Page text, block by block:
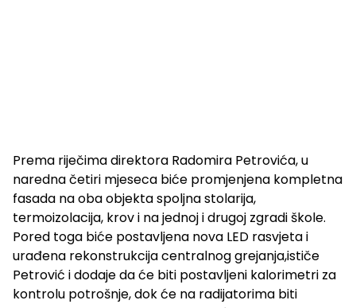
Prema riječima direktora Radomira Petrovića, u
naredna četiri mjeseca biće promjenjena kompletna
fasada na oba objekta spoljna stolarija,
termoizolacija, krov i na jednoj i drugoj zgradi škole.
Pored toga biće postavljena nova LED rasvjeta i
urađena rekonstrukcija centralnog grejanja,ističe
Petrović i dodaje da će biti postavljeni kalorimetri za
kontrolu potrošnje, dok će na radijatorima biti